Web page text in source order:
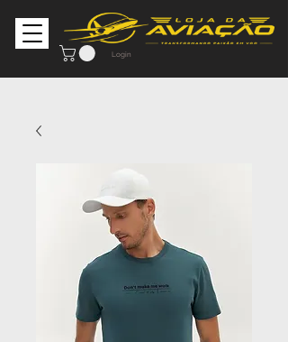
Login